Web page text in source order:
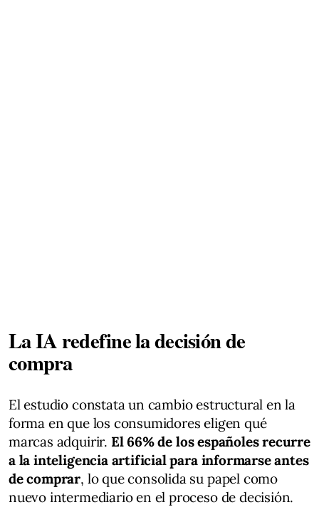
La IA redefine la decisión de
compra
El estudio constata un cambio estructural en la
forma en que los consumidores eligen qué
marcas adquirir. El 66% de los españoles recurre
a la inteligencia artificial para informarse antes
de comprar, lo que consolida su papel como
nuevo intermediario en el proceso de decisión.